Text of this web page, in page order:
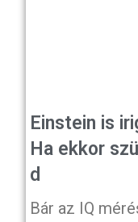
Einstein is
Ha ekkor
d
Bár az IQ